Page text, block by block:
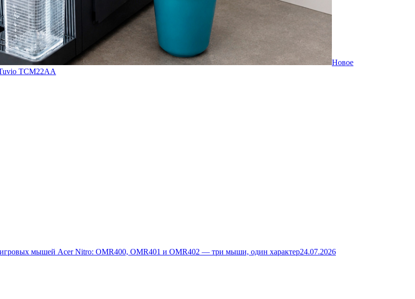
Новое
TCM22AA
мышей Acer Nitro: OMR400, OMR401 и OMR402 — три мыши, один характер24.07.2026